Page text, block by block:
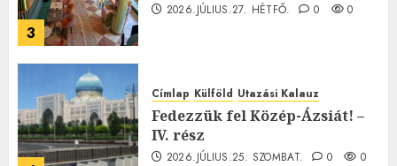
3
2026.JÚLIUS.27. HÉTFŐ. 0 0
Címlap Külföld Utazási Kalauz
Fedezzük fel Közép-Ázsiát! –
IV. rész
2026.JÚLIUS.25. SZOMBAT. 0 0